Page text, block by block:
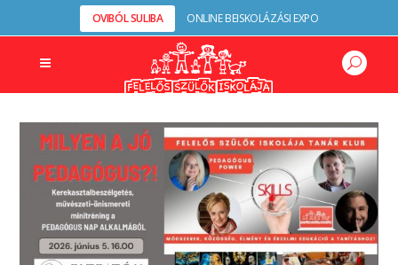
OVIBÓL SULIBA ONLINE BEISKOLÁZÁSI EXPO